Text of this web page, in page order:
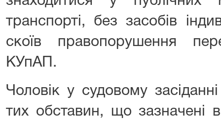
транспорті, без засобів
скоїв правопорушення
КУпАП.
Чоловік у судовому
тих обставин, що зазначені